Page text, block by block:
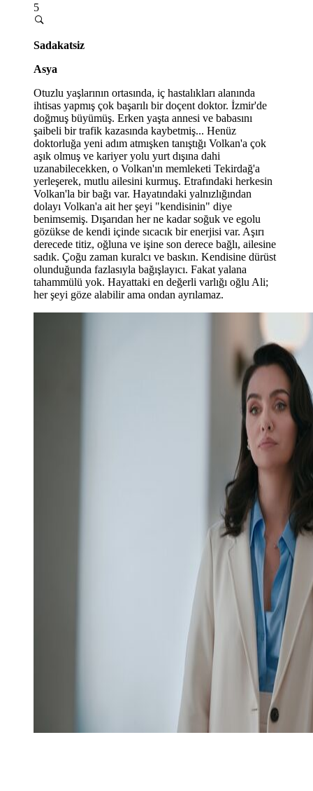
5
Sadakatsiz
Asya
Otuzlu yaşlarının ortasında, iç hastalıkları alanında
ihtisas yapmış çok başarılı bir doçent doktor. İzmir'de
doğmuş büyümüş. Erken yaşta annesi ve babasını
şaibeli bir trafik kazasında kaybetmiş... Henüz
doktorluğa yeni adım atmışken tanıştığı Volkan'a çok
aşık olmuş ve kariyer yolu yurt dışına dahi
uzanabilecekken, o Volkan'ın memleketi Tekirdağ'a
yerleşerek, mutlu ailesini kurmuş. Etrafındaki herkesin
Volkan'la bir bağı var. Hayatındaki yalnızlığından
dolayı Volkan'a ait her şeyi "kendisinin" diye
benimsemiş. Dışarıdan her ne kadar soğuk ve egolu
gözükse de kendi içinde sıcacık bir enerjisi var. Aşırı
derecede titiz, oğluna ve işine son derece bağlı, ailesine
sadık. Çoğu zaman kuralcı ve baskın. Kendisine dürüst
olunduğunda fazlasıyla bağışlayıcı. Fakat yalana
tahammülü yok. Hayattaki en değerli varlığı oğlu Ali;
her şeyi göze alabilir ama ondan ayrılamaz.